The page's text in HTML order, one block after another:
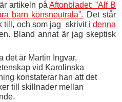
artikeln påAftonbladet: ”Alf B
barn könsneutrala”. Det står
till, och som jag skriviti denna
Bland annat är jag skeptisk
det är Martin Ingvar,
vid Karolinska
konstaterar han att det
till skillnader mellan